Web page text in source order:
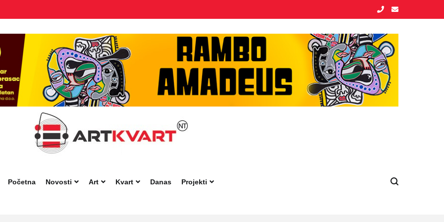
Početna
Novosti Art Kvart Danas Projekti